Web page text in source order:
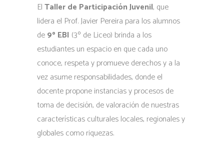
ElTaller de Participación Juvenil, que
lidera el Prof. Javier Pereira para los alumnos
de9º EBI (3º de Liceo) brinda a los
estudiantes un espacio en que cada uno
conoce, respeta y promueve derechos y a la
vez asume responsabilidades, donde el
docente propone instancias y procesos de
toma de decisión, de valoración de nuestras
características culturales locales, regionales y
globales como riquezas.